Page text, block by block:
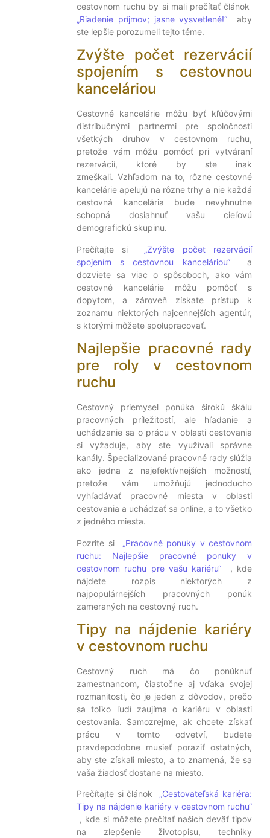
cestovnom ruchu by si mali prečítať článok
„Riadenie príjmov; jasne vysvetlené!“ aby
ste lepšie porozumeli tejto téme.
Zvýšte počet rezervácií
spojením s cestovnou
kanceláriou
Cestovné kancelárie môžu byť kľúčovými
distribučnými partnermi pre spoločnosti
všetkých druhov v cestovnom ruchu,
pretože vám môžu pomôcť pri vytváraní
rezervácií, ktoré by ste inak
zmeškali. Vzhľadom na to, rôzne cestovné
kancelárie apelujú na rôzne trhy a nie každá
cestovná kancelária bude nevyhnutne
schopná dosiahnuť vašu cieľovú
demografickú skupinu.
Prečítajte si „Zvýšte počet rezervácií
spojením s cestovnou kanceláriou“
a
dozviete sa viac o spôsoboch, ako vám
cestovné kancelárie môžu pomôcť s
dopytom, a zároveň získate prístup k
zoznamu niektorých najcennejších agentúr,
s ktorými môžete spolupracovať.
Najlepšie pracovné rady
pre roly v cestovnom
ruchu
Cestovný priemysel ponúka širokú škálu
pracovných príležitostí, ale hľadanie a
uchádzanie sa o prácu v oblasti cestovania
si vyžaduje, aby ste využívali správne
kanály. Špecializované pracovné rady slúžia
ako jedna z najefektívnejších možností,
pretože vám umožňujú jednoducho
vyhľadávať pracovné miesta v oblasti
cestovania a uchádzať sa online, a to všetko
z jedného miesta.
Pozrite si „Pracovné ponuky v cestovnom
ruchu: Najlepšie pracovné ponuky v
cestovnom ruchu pre vašu kariéru“
, kde
nájdete rozpis niektorých z
najpopulárnejších pracovných ponúk
zameraných na cestovný ruch.
Tipy na nájdenie kariéry
v cestovnom ruchu
Cestovný ruch má čo ponúknuť
zamestnancom, čiastočne aj vďaka svojej
rozmanitosti, čo je jeden z dôvodov, prečo
sa toľko ľudí zaujíma o kariéru v oblasti
cestovania. Samozrejme, ak chcete získať
prácu v tomto odvetví, budete
pravdepodobne musieť poraziť ostatných,
aby ste získali miesto, a to znamená, že sa
vaša žiadosť dostane na miesto.
Prečítajte si článok „Cestovateľská kariéra:
Tipy na nájdenie kariéry v cestovnom ruchu“
, kde si môžete prečítať našich deväť tipov
na zlepšenie životopisu, techniky